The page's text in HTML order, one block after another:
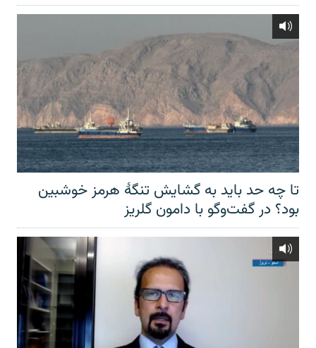
تا چه حد باید به گشایش تنگهٔ هرمز خوشبین
بود؟ در گفت‌وگو با دامون گلریز